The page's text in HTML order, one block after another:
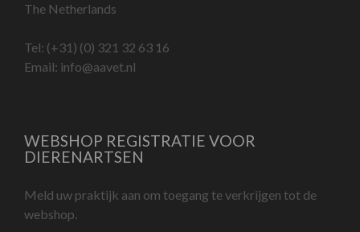
The Netherlands
Tel: (+31) (0) 321 32 63 16
Email: info@aavet.nl
WEBSHOP REGISTRATIE VOOR
DIERENARTSEN
Meld uw praktijk aan om toegang te verkrijgen tot de
webshop.